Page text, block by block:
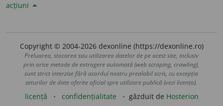
acțiuni
Copyright © 2004-2026 dexonline (https://dexonline.ro)
Preluarea, stocarea sau utilizarea datelor de pe acest site, inclusiv
prin orice metode de extragere automată (web scraping, crawling),
sunt strict interzise fără acordul nostru prealabil scris, cu excepția
seturilor de date oferite oficial spre utilizare publică (vezi licența).
licență confidențialitate găzduit de Hosterion